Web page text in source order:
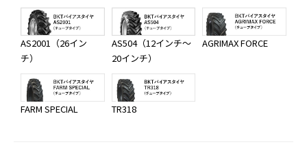
AS2001（26イン
チ）
AS504（12インチ～
20インチ）
AGRIMAX FORCE
FARM SPECIAL TR318